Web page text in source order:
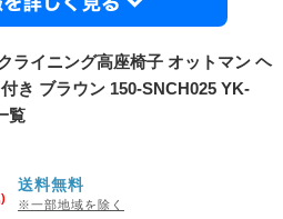
ライニング高座椅子 オットマン ヘ
き ブラウン 150-SNCH025 YK-
覧
送料無料
※一部地域を除く